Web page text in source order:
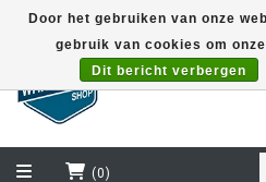
(0)
Door het gebruiken van onze
gebruik van cookies om
Dit bericht verbergen